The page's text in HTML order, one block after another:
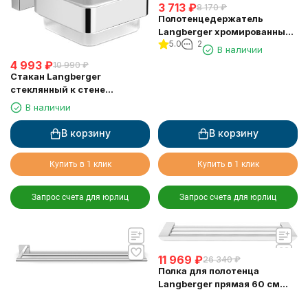
4 993 ₽10 990 ₽
Стакан Langberger
стеклянный к стене
квадратный 21811A
В наличии
В корзину
Купить в 1 клик
Запрос счета для юрлиц
3 713 ₽8 170 ₽
Полотенцедержатель
Langberger хромированный
к стене "квадрат" 21838A
5.0 2
В наличии
В корзину
Купить в 1 клик
Запрос счета для юрлиц
11 969 ₽26 340 ₽
Полка для полотенца
Langberger прямая 60 см